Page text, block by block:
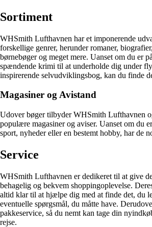
Sortiment
WHSmith Lufthavnen har et imponerende
forskellige genrer, herunder romaner,
børnebøger og meget mere. Uanset om du er
spændende krimi til at underholde dig under
inspirerende selvudviklingsbog, kan du finde
Magasiner og Avistand
Udover bøger tilbyder WHSmith Lufthavnen
populære magasiner og aviser. Uanset om du
sport, nyheder eller en bestemt hobby, har de
Service
WHSmith Lufthavnen er dedikeret til at give
behagelig og bekvem shoppingoplevelse.
altid klar til at hjælpe dig med at finde det, du
eventuelle spørgsmål, du måtte have.
pakkeservice, så du nemt kan tage din
rejse.